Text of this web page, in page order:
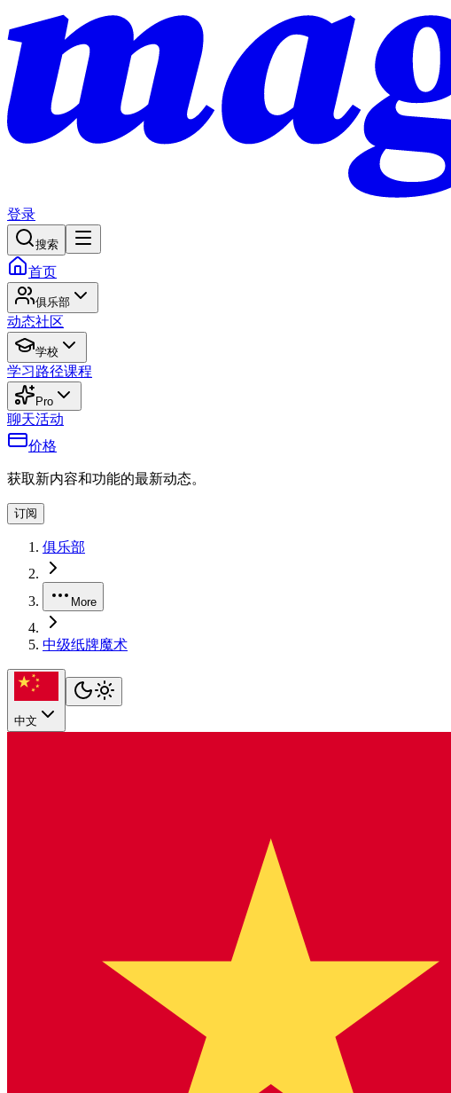
登录
搜索
首页
俱乐部
动态社区
学校
学习路径课程
Pro
聊天活动
价格
获取新内容和功能的最新动态。
订阅
俱乐部
More
中级纸牌魔术
中文